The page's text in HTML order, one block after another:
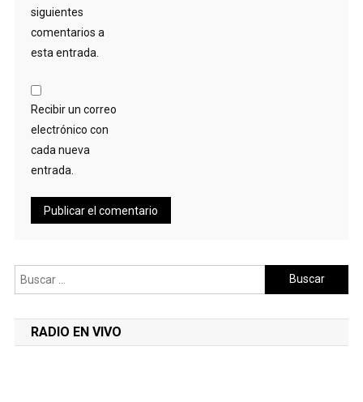
siguientes
comentarios a
esta entrada.
Recibir un correo
electrónico con
cada nueva
entrada.
Buscar:
RADIO EN VIVO